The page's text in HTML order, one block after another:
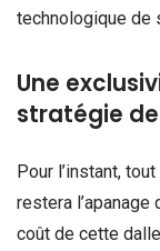
technologique de
Une
stratégie
Pour l’instant,
restera
coût de cette